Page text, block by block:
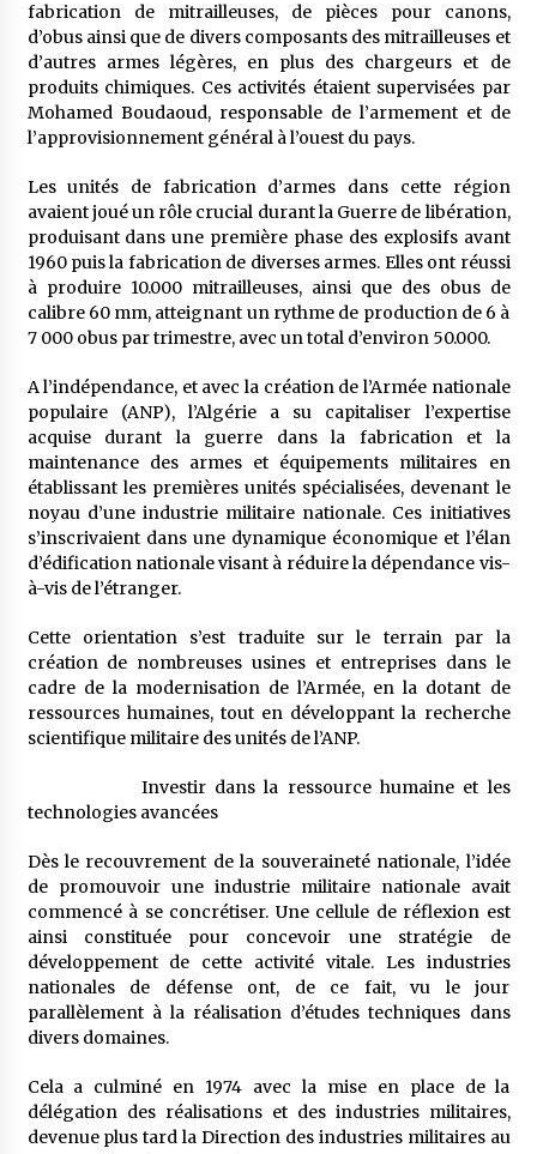
en langue amazighe
3 semaines ago
fabrication de mitrailleuses, de pièces pour canons,
d’obus ainsi que de divers composants des mitrailleuses et
d’autres armes légères, en plus des chargeurs et de
produits chimiques. Ces activités étaient supervisées par
Mohamed Boudaoud, responsable de l’armement et de
l’approvisionnement général à l’ouest du pays.
Les unités de fabrication d’armes dans cette région
avaient joué un rôle crucial durant la Guerre de libération,
produisant dans une première phase des explosifs avant
1960 puis la fabrication de diverses armes. Elles ont réussi
à produire 10.000 mitrailleuses, ainsi que des obus de
calibre 60 mm, atteignant un rythme de production de 6 à
7 000 obus par trimestre, avec un total d’environ 50.000.
A l’indépendance, et avec la création de l’Armée nationale
populaire (ANP), l’Algérie a su capitaliser l’expertise
acquise durant la guerre dans la fabrication et la
maintenance des armes et équipements militaires en
établissant les premières unités spécialisées, devenant le
noyau d’une industrie militaire nationale. Ces initiatives
s’inscrivaient dans une dynamique économique et l’élan
d’édification nationale visant à réduire la dépendance vis-
à-vis de l’étranger.
Cette orientation s’est traduite sur le terrain par la
création de nombreuses usines et entreprises dans le
cadre de la modernisation de l’Armée, en la dotant de
ressources humaines, tout en développant la recherche
scientifique militaire des unités de l’ANP.
Investir dans la ressource humaine et les
technologies avancées
Dès le recouvrement de la souveraineté nationale, l’idée
de promouvoir une industrie militaire nationale avait
commencé à se concrétiser. Une cellule de réflexion est
ainsi constituée pour concevoir une stratégie de
développement de cette activité vitale. Les industries
nationales de défense ont, de ce fait, vu le jour
parallèlement à la réalisation d’études techniques dans
divers domaines.
Cela a culminé en 1974 avec la mise en place de la
délégation des réalisations et des industries militaires,
devenue plus tard la Direction des industries militaires au